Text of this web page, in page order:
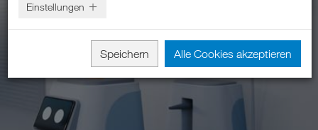
Einstellungen
Speichern Alle Cookies akzeptieren